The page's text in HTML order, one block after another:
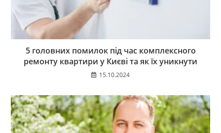
5 головних помилок під час комплексного
ремонту квартири у Києві та як їх уникнути
15.10.2024